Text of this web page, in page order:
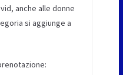
anche alle donne
si aggiunge a